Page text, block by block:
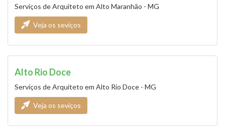
Serviços de Arquiteto em Alto Maranhão - MG
Veja os seviços
Alto Rio Doce
Serviços de Arquiteto em Alto Rio Doce - MG
Veja os seviços